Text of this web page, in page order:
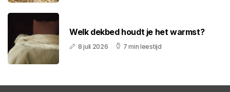
Welk dekbed houdt je het warmst?
8 juli 2026 7 min leestijd